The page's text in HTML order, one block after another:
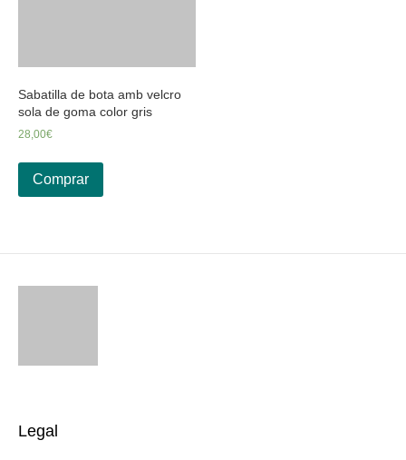
Sabatilla de bota amb velcro
sola de goma color gris
28,00€
Comprar
Legal